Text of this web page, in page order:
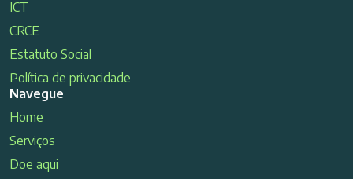
ICT
CRCE
Estatuto Social
Política de privacidade
Navegue
Home
Serviços
Doe aqui